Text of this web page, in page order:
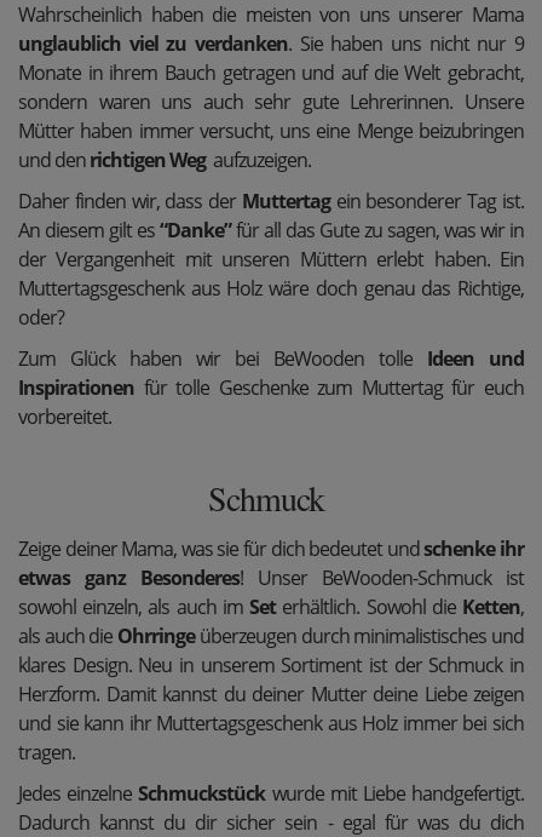
Wahrscheinlich haben die meisten von uns unserer Mama
unglaublich viel zu verdanken. Sie haben uns nicht nur 9
Monate in ihrem Bauch getragen und auf die Welt gebracht,
sondern waren uns auch sehr gute Lehrerinnen. Unsere
Mütter haben immer versucht, uns eine Menge beizubringen
und denrichtigen Wegaufzuzeigen.
Daher finden wir, dass der Muttertagein besonderer Tag ist.
An diesem gilt es“Danke”für all das Gute zu sagen, was wir in
der Vergangenheit mit unseren Müttern erlebt haben. Ein
Muttertagsgeschenk aus Holz wäre doch genau das Richtige,
oder?
Zum Glück haben wir bei BeWooden tolle Ideen und
Inspirationen für tolle Geschenke zum Muttertag für euch
vorbereitet.
Schmuck
Zeige deiner Mama, was sie für dich bedeutet undschenke ihr
etwas ganz Besonderes! Unser BeWooden-Schmuck ist
sowohl einzeln, als auch imSeterhältlich. Sowohl die Ketten,
als auch die Ohrringeüberzeugen durch minimalistisches und
klares Design. Neu in unserem Sortiment ist der Schmuck in
Herzform. Damit kannst du deiner Mutter deine Liebe zeigen
und sie kann ihr Muttertagsgeschenk aus Holz immer bei sich
tragen.
Jedes einzelneSchmuckstückwurde mit Liebe handgefertigt.
Dadurch kannst du dir sicher sein - egal für was du dich